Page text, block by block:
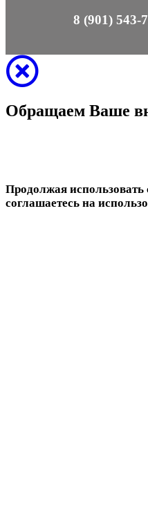
8 (901) 543-
Обращаем Ваше
Продолжая
соглашаетесь на